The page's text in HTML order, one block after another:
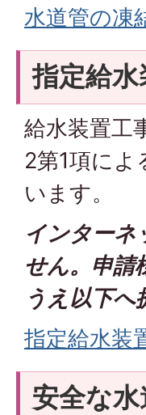
水道管の凍
指定給
給水装置工
2第1項に
います。
インターネ
せん。申請
うえ以下へ
指定給水装
安全な